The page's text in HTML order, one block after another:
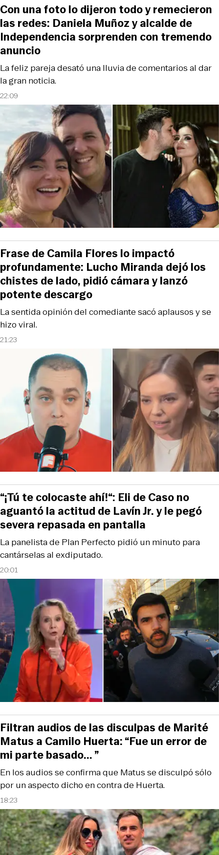
22:09
La feliz pareja desató una lluvia de comentarios al dar
la gran noticia.
Con una foto lo dijeron todo y remecieron
las redes: Daniela Muñoz y alcalde de
Independencia sorprenden con tremendo
anuncio
21:23
La sentida opinión del comediante sacó aplausos y se
hizo viral.
Frase de Camila Flores lo impactó
profundamente: Lucho Miranda dejó los
chistes de lado, pidió cámara y lanzó
potente descargo
20:01
La panelista de Plan Perfecto pidió un minuto para
cantárselas al exdiputado.
“¡Tú te colocaste ahí!“: Eli de Caso no
aguantó la actitud de Lavín Jr. y le pegó
severa repasada en pantalla
18:23
En los audios se confirma que Matus se disculpó sólo
por un aspecto dicho en contra de Huerta.
Filtran audios de las disculpas de Marité
Matus a Camilo Huerta: “Fue un error de
mi parte basado... ”